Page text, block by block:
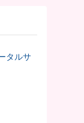
タルサ